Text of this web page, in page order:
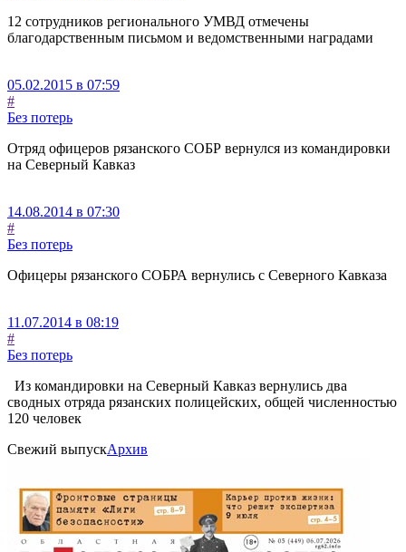
12 сотрудников регионального УМВД отмечены
благодарственным письмом и ведомственными наградами
05.02.2015 в 07:59
#
Без потерь
Отряд офицеров рязанского СОБР вернулся из командировки
на Северный Кавказ
14.08.2014 в 07:30
#
Без потерь
Офицеры рязанского СОБРА вернулись с Северного Кавказа
11.07.2014 в 08:19
#
Без потерь
Из командировки на Северный Кавказ вернулись два
сводных отряда рязанских полицейских, общей численностью
120 человек
Свежий выпускАрхив